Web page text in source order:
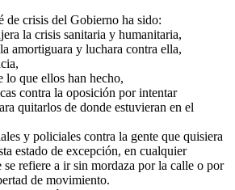
de crisis del Gobierno ha sido:
la crisis sanitaria y humanitaria,
amortiguara y luchara contra ella,
lo que ellos han hecho,
contra la oposición por intentar
quitarlos de donde estuvieran en el
y policiales contra la gente que quisiera
estado de excepción, en cualquier
refiere a ir sin mordaza por la calle o por
de movimiento.